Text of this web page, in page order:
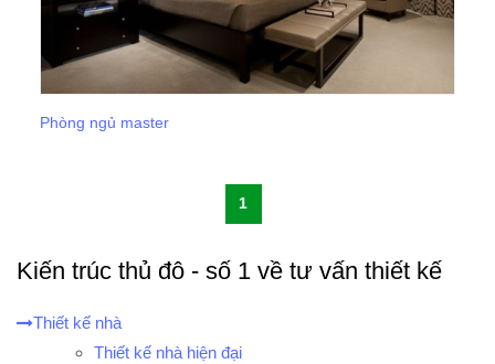
Kiến trúc thủ đô - số 1 về tư vấn thiết kế
Thiết kế nhà
Thiết kế nhà hiện đại
Phòng ngủ master
1